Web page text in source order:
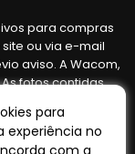
para compras
ou via e-mail
aviso. A Wacom,
fotos contidas
Ofertas
sujeitas à
para
experiência no
com a